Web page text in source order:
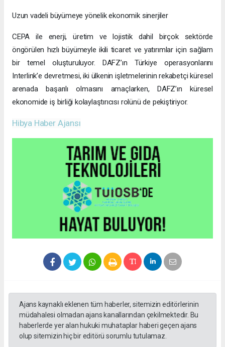
Uzun vadeli büyümeye yönelik ekonomik sinerjiler
CEPA ile enerji, üretim ve lojistik dahil birçok sektörde
öngörülen hızlı büyümeyle ikili ticaret ve yatırımlar için sağlam
bir temel oluşturuluyor. DAFZ’ın Türkiye operasyonlarını
Interlink’e devretmesi, iki ülkenin işletmelerinin rekabetçi küresel
arenada başarılı olmasını amaçlarken, DAFZ’ın küresel
ekonomide iş birliği kolaylaştırıcısı rolünü de pekiştiriyor.
Hibya Haber Ajansı
Ajans kaynaklı eklenen tüm haberler, sitemizin editörlerinin
müdahalesi olmadan ajans kanallarından çekilmektedir. Bu
haberlerde yer alan hukuki muhataplar haberi geçen ajans
olup sitemizin hiç bir editörü sorumlu tutulamaz.